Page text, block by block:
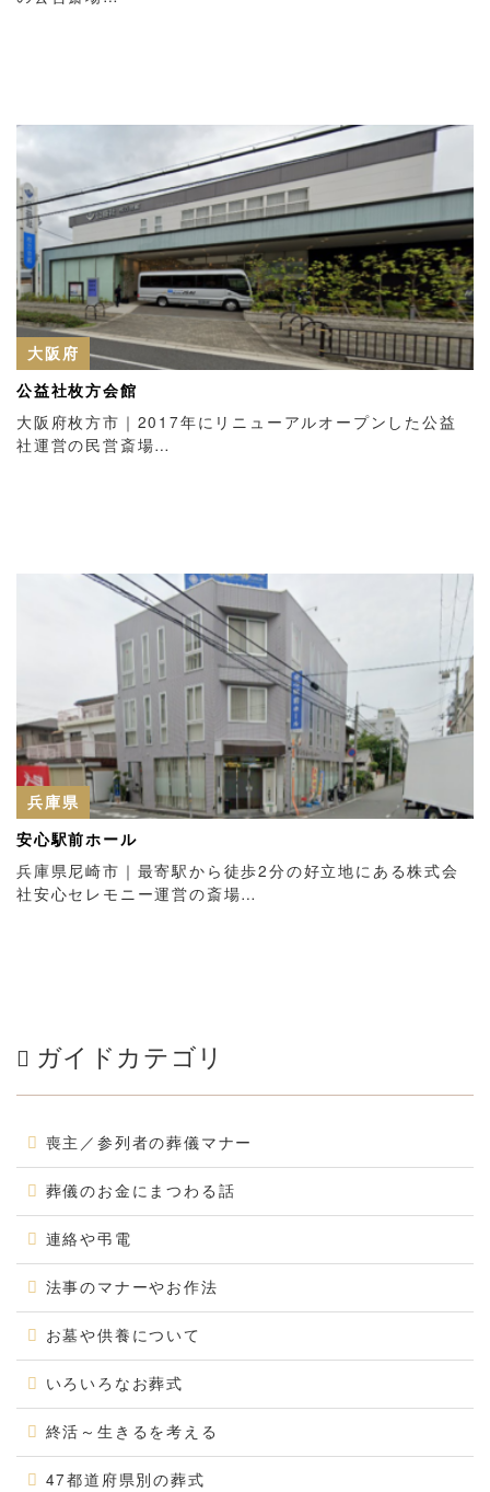
大阪府
公益社枚方会館
大阪府枚方市｜2017年にリニューアルオープンした公益
社運営の民営斎場…
兵庫県
安心駅前ホール
兵庫県尼崎市｜最寄駅から徒歩2分の好立地にある株式会
社安心セレモニー運営の斎場…
ガイドカテゴリ
喪主／参列者の葬儀マナー
葬儀のお金にまつわる話
連絡や弔電
法事のマナーやお作法
お墓や供養について
いろいろなお葬式
終活～生きるを考える
47都道府県別の葬式